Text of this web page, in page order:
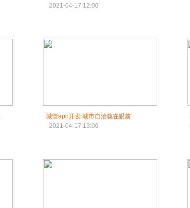
2021-04-17 12:00
城管app开发 城市自治就在眼前
2021-04-17 13:00